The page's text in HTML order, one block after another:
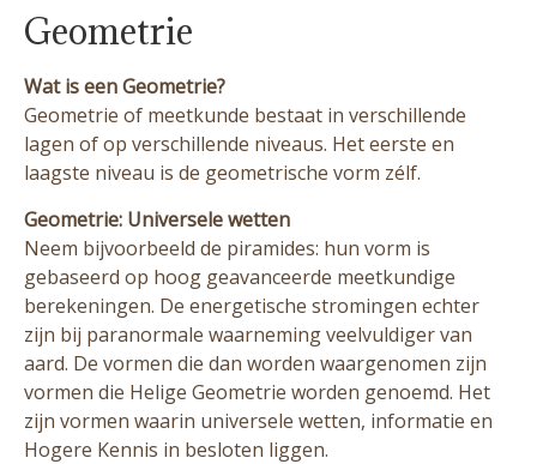
Geometrie
Wat is een Geometrie?
Geometrie of meetkunde bestaat in verschillende
lagen of op verschillende niveaus. Het eerste en
laagste niveau is de geometrische vorm zélf.
Geometrie: Universele wetten
Neem bijvoorbeeld de piramides: hun vorm is
gebaseerd op hoog geavanceerde meetkundige
berekeningen. De energetische stromingen echter
zijn bij paranormale waarneming veelvuldiger van
aard. De vormen die dan worden waargenomen zijn
vormen die Helige Geometrie worden genoemd. Het
zijn vormen waarin universele wetten, informatie en
Hogere Kennis in besloten liggen.